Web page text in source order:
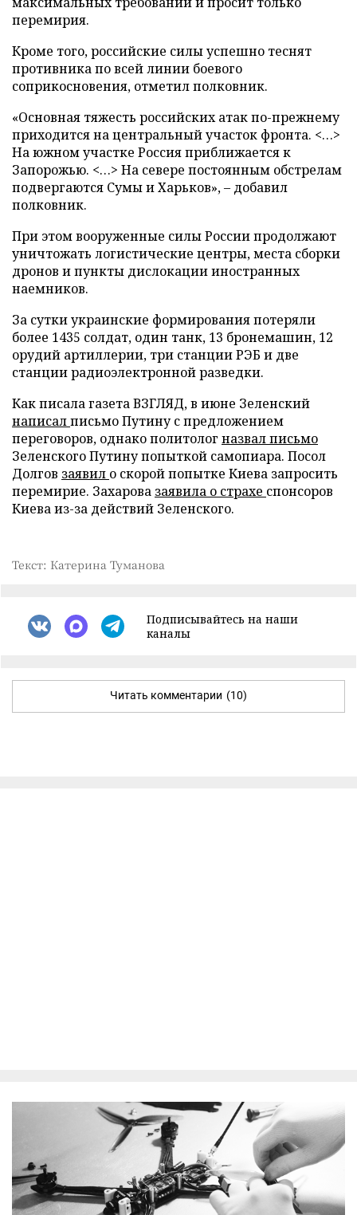
перемирия.
Кроме того, российские силы успешно теснят
противника по всей линии боевого
соприкосновения, отметил полковник.
«Основная тяжесть российских атак по-прежнему
приходится на центральный участок фронта. <…>
На южном участке Россия приближается к
Запорожью. <…> На севере постоянным обстрелам
подвергаются Сумы и Харьков», – добавил
полковник.
При этом вооруженные силы России продолжают
уничтожать логистические центры, места сборки
дронов и пункты дислокации иностранных
наемников.
За сутки украинские формирования потеряли
более 1435 солдат, один танк, 13 бронемашин, 12
орудий артиллерии, три станции РЭБ и две
станции радиоэлектронной разведки.
Как писала газета ВЗГЛЯД, в июне Зеленский
написалписьмо Путину с предложением
переговоров, однако политолог назвал письмо
Зеленского Путину попыткой самопиара. Посол
Долгов заявил о скорой попытке Киева запросить
перемирие. Захарова заявила о страхе спонсоров
Киева из-за действий Зеленского.
Текст: Катерина Туманова
Подписывайтесь на наши
каналы
Читать комментарии (10)